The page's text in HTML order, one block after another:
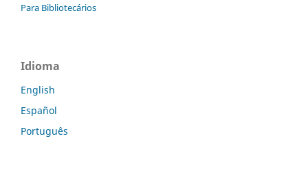
Para Bibliotecários
Idioma
English
Español
Português